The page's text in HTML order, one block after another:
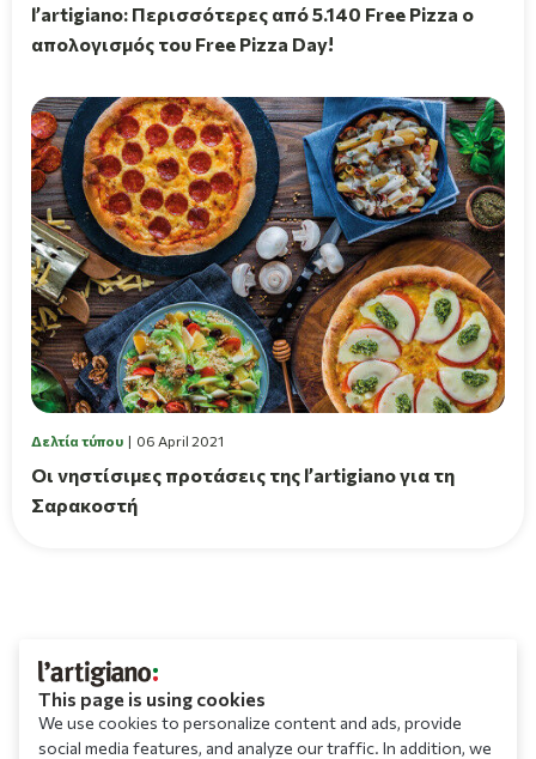
l’artigiano: Περισσότερες από 5.140 Free Pizza ο
απολογισμός του Free Pizza Day!
Δελτία τύπου 06 April 2021
Οι νηστίσιμες προτάσεις της l’artigiano για τη
Σαρακοστή
This page is using cookies
We use cookies to personalize content and ads, provide
social media features, and analyze our traffic. In addition, we